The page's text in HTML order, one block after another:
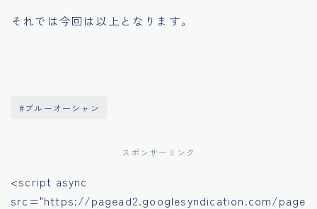
それでは今回は以上となります。
#ブルーオーシャン
スポンサーリンク
<script async
src="https://pagead2.googlesyndication.com/page